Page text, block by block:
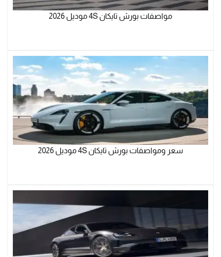
مواصفات بورش تايكان 4S موديل 2026
سعر ومواصفات بورش تايكان 4S موديل 2026